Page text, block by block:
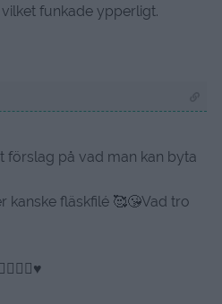
funkade ypperligt.
förslag på vad man kan byta
kanske fläskfilé 🥰😘Vad tro